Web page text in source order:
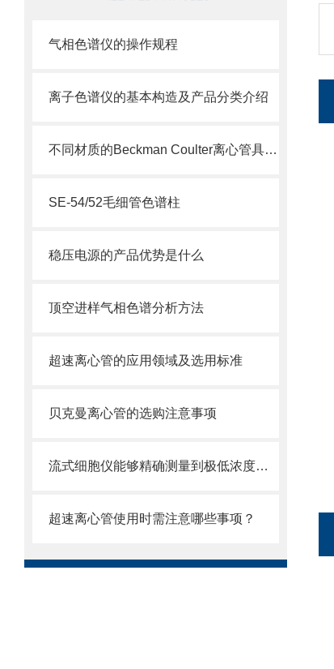
气相色谱仪的操作规程
离子色谱仪的基本构造及产品分类介绍
不同材质的Beckman Coulter离心管具有不同的使用特性
SE-54/52毛细管色谱柱
稳压电源的产品优势是什么
顶空进样气相色谱分析方法
超速离心管的应用领域及选用标准
贝克曼离心管的选购注意事项
流式细胞仪能够精确测量到极低浓度的标记物
超速离心管使用时需注意哪些事项？